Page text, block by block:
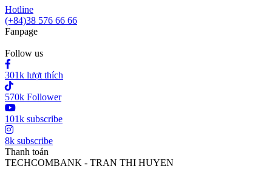
Hotline
(+84)38 576 66 66
Fanpage
Follow us
301k lượt thích
570k Follower
101k subscribe
8k subscribe
Thanh toán
TECHCOMBANK - TRAN THI HUYEN